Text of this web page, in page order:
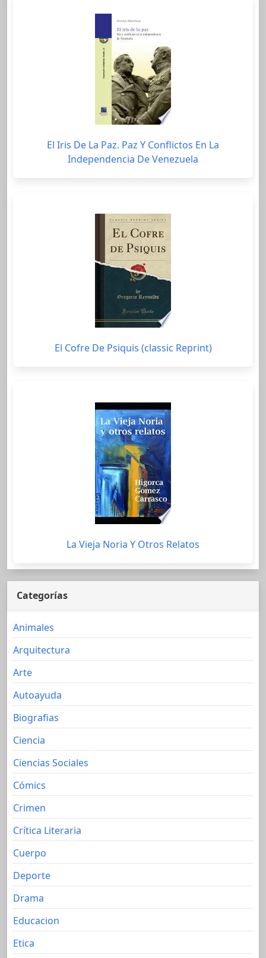
El Iris De La Paz. Paz Y Conflictos En La
Independencia De Venezuela
El Cofre De Psiquis (classic Reprint)
La Vieja Noria Y Otros Relatos
Categorías
Animales
Arquitectura
Arte
Autoayuda
Biografias
Ciencia
Ciencias Sociales
Cómics
Crimen
Crítica Literaria
Cuerpo
Deporte
Drama
Educacion
Etica